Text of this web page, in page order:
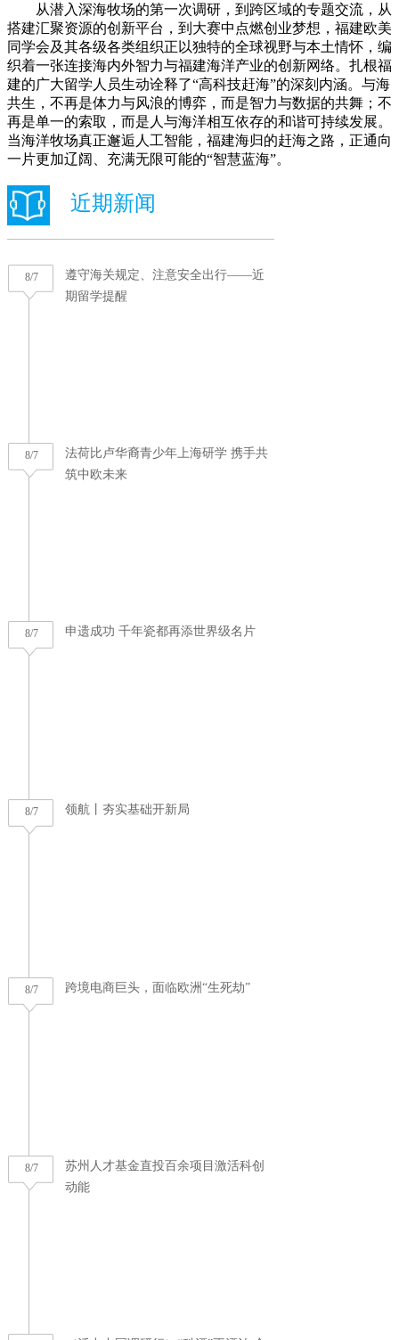
从潜入深海牧场的第一次调研，到跨区域的专题交流，从
搭建汇聚资源的创新平台，到大赛中点燃创业梦想，福建欧美
同学会及其各级各类组织正以独特的全球视野与本土情怀，编
织着一张连接海内外智力与福建海洋产业的创新网络。扎根福
建的广大留学人员生动诠释了“高科技赶海”的深刻内涵。与海
共生，不再是体力与风浪的博弈，而是智力与数据的共舞；不
再是单一的索取，而是人与海洋相互依存的和谐可持续发展。
当海洋牧场真正邂逅人工智能，福建海归的赶海之路，正通向
一片更加辽阔、充满无限可能的“智慧蓝海”。